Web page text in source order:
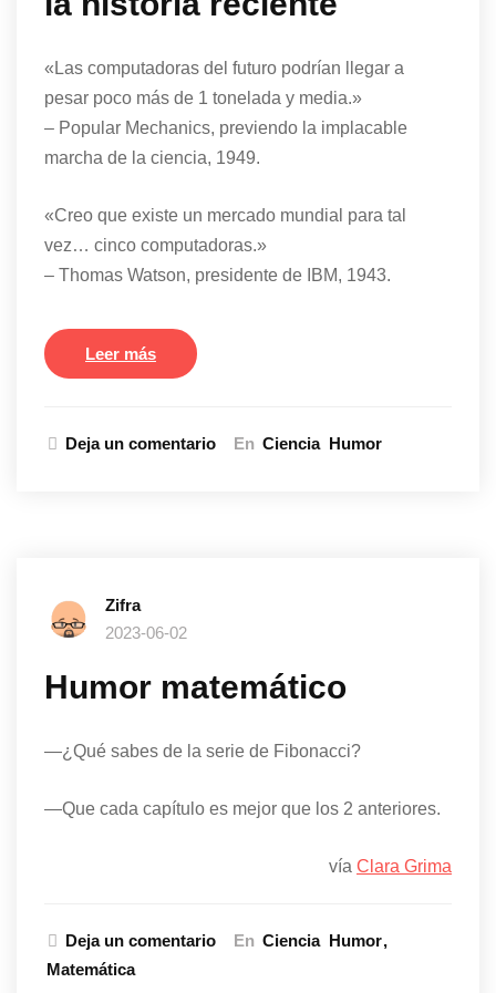
«Las computadoras del futuro podrían llegar a
pesar poco más de 1 tonelada y media.»
– Popular Mechanics, previendo la implacable
marcha de la ciencia, 1949.
«Creo que existe un mercado mundial para tal
vez… cinco computadoras.»
– Thomas Watson, presidente de IBM, 1943.
Leer más
Deja un comentario En Ciencia Humor
Zifra
2023-06-02
Humor matemático
—¿Qué sabes de la serie de Fibonacci?
—Que cada capítulo es mejor que los 2 anteriores.
vía Clara Grima
Deja un comentario En Ciencia Humor
Matemática